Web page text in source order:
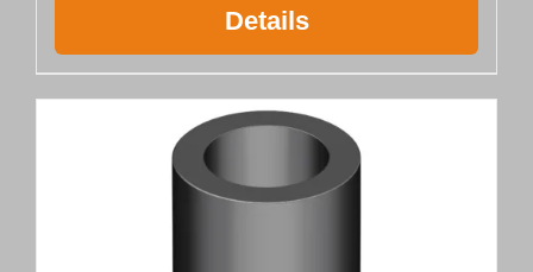
Details